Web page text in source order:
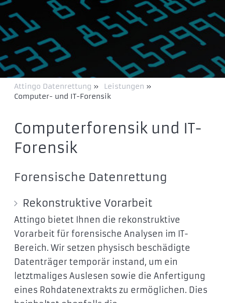
Attingo Datenrettung » Leistungen »
Computer- und IT-Forensik
Computerforensik und IT-
Forensik
Forensische Datenrettung
Rekonstruktive Vorarbeit
Attingo bietet Ihnen die rekonstruktive
Vorarbeit für forensische Analysen im IT-
Bereich. Wir setzen physisch beschädigte
Datenträger temporär instand, um ein
letztmaliges Auslesen sowie die Anfertigung
eines Rohdatenextrakts zu ermöglichen. Dies